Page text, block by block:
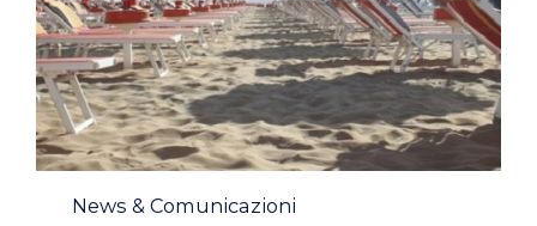
Category
News & Comunicazioni